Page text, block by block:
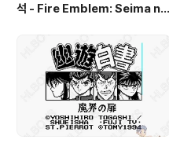
석 - Fire Emblem: Seima no
ム 聖魔の光石, 파이어 엠블렘:
더 세이크리드 스톤즈 - Fire Em
blem: The Sacred Stones